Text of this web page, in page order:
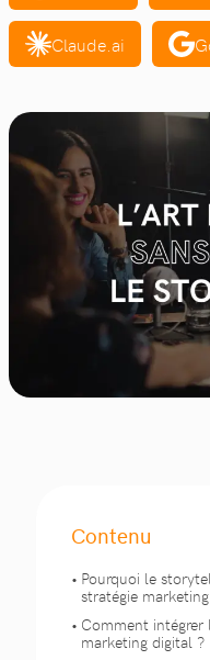
Claude.ai
Contenu
Pourquoi le
stratégie
Comment
marketing digital ?